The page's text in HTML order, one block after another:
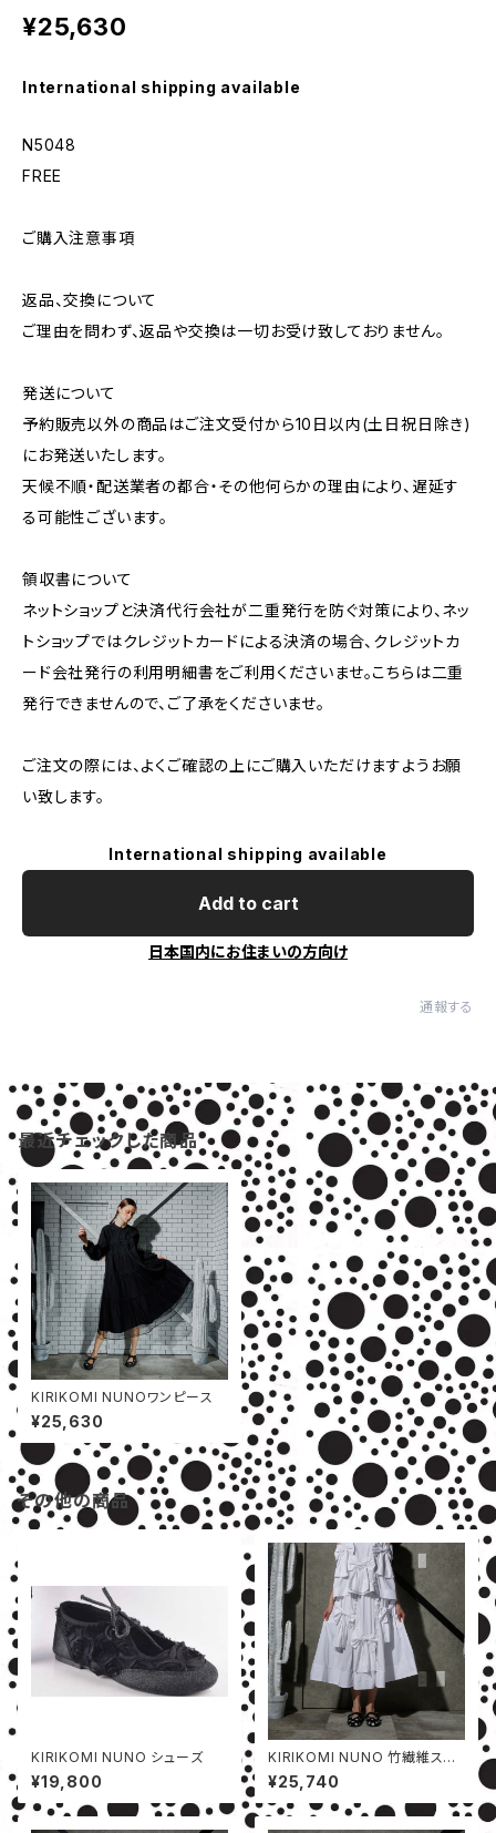
¥25,630
International shipping available
N5048
FREE
ご購入注意事項
返品、交換について
ご理由を問わず、返品や交換は一切お受け致しておりません。
発送について
予約販売以外の商品はご注文受付から10日以内(土日祝日除き)
にお発送いたします。
天候不順・配送業者の都合・その他何らかの理由により、遅延す
る可能性ございます。
領収書について
ネットショップと決済代行会社が二重発行を防ぐ対策により、ネッ
トショップではクレジットカードによる決済の場合、クレジットカ
ード会社発行の利用明細書をご利用くださいませ。こちらは二重
発行できませんので、ご了承をくださいませ。
ご注文の際には、よくご確認の上にご購入いただけますようお願
い致します。
International shipping available
Add to cart
日本国内にお住まいの方向け
通報する
最近チェックした商品
KIRIKOMI NUNOワンピース
¥25,630
その他の商品
KIRIKOMI NUNO シューズ
¥19,800
KIRIKOMI NUNO 竹繊維スカ
ート
¥25,740